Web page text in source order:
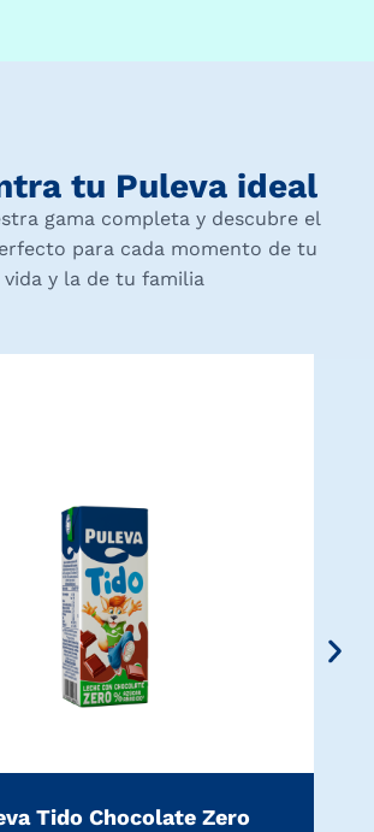
tu Puleva ideal
gama completa y descubre el
para cada momento de tu
vida y la de tu familia
Tido Chocolate Zero